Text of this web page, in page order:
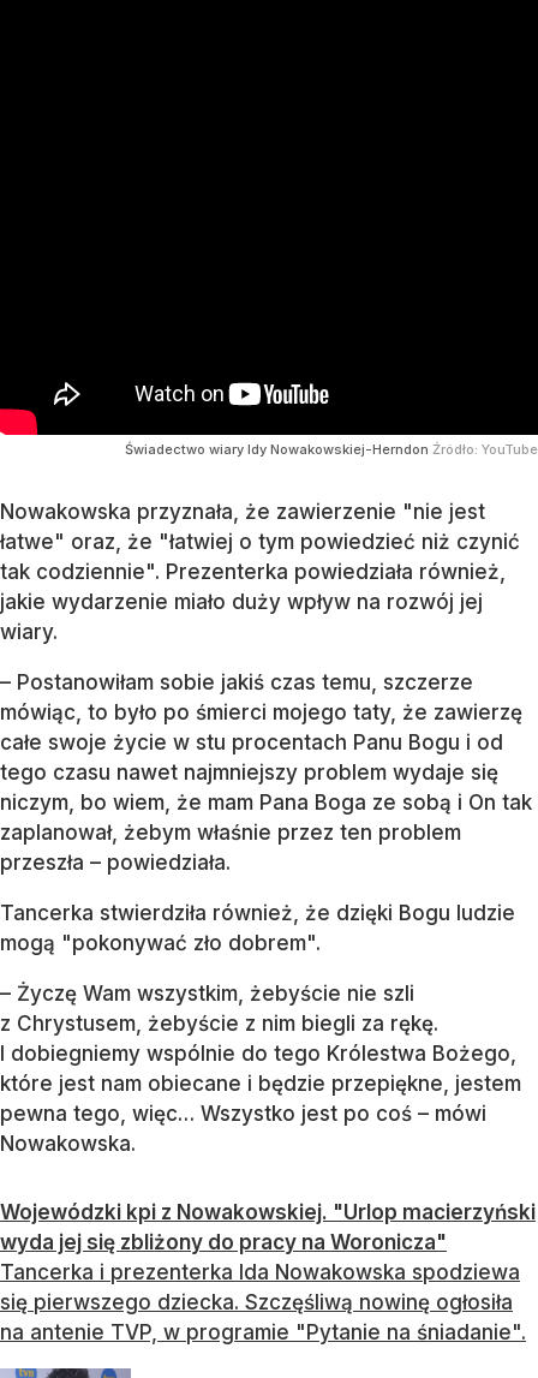
Świadectwo wiary Idy Nowakowskiej-Herndon Źródło: YouTube
Nowakowska przyznała, że zawierzenie "nie jest
łatwe" oraz, że "łatwiej o tym powiedzieć niż czynić
tak codziennie". Prezenterka powiedziała również,
jakie wydarzenie miało duży wpływ na rozwój jej
wiary.
– Postanowiłam sobie jakiś czas temu, szczerze
mówiąc, to było po śmierci mojego taty, że zawierzę
całe swoje życie w stu procentach Panu Bogu i od
tego czasu nawet najmniejszy problem wydaje się
niczym, bo wiem, że mam Pana Boga ze sobą i On tak
zaplanował, żebym właśnie przez ten problem
przeszła – powiedziała.
Tancerka stwierdziła również, że dzięki Bogu ludzie
mogą "pokonywać zło dobrem".
– Życzę Wam wszystkim, żebyście nie szli
z Chrystusem, żebyście z nim biegli za rękę.
I dobiegniemy wspólnie do tego Królestwa Bożego,
które jest nam obiecane i będzie przepiękne, jestem
pewna tego, więc… Wszystko jest po coś – mówi
Nowakowska.
Wojewódzki kpi z Nowakowskiej. "Urlop macierzyński
wyda jej się zbliżony do pracy na Woronicza"
Tancerka i prezenterka Ida Nowakowska spodziewa
się pierwszego dziecka. Szczęśliwą nowinę ogłosiła
na antenie TVP, w programie "Pytanie na śniadanie".